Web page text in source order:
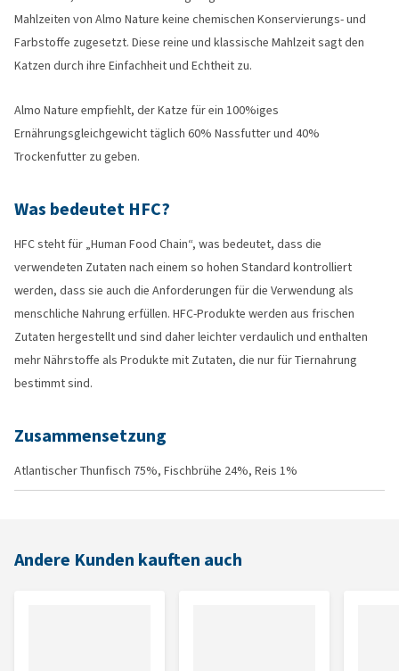
Mahlzeiten von Almo Nature keine chemischen Konservierungs- und
Farbstoffe zugesetzt. Diese reine und klassische Mahlzeit sagt den
Katzen durch ihre Einfachheit und Echtheit zu.
Almo Nature empfiehlt, der Katze für ein 100%iges
Ernährungsgleichgewicht täglich 60% Nassfutter und 40%
Trockenfutter zu geben.
Was bedeutet HFC?
HFC steht für „Human Food Chain“, was bedeutet, dass die
verwendeten Zutaten nach einem so hohen Standard kontrolliert
werden, dass sie auch die Anforderungen für die Verwendung als
menschliche Nahrung erfüllen. HFC-Produkte werden aus frischen
Zutaten hergestellt und sind daher leichter verdaulich und enthalten
mehr Nährstoffe als Produkte mit Zutaten, die nur für Tiernahrung
bestimmt sind.
Zusammensetzung
Atlantischer Thunfisch 75%, Fischbrühe 24%, Reis 1%
Andere Kunden kauften auch